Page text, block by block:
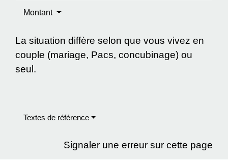
Montant
La situation diffère selon que vous vivez en
couple (mariage, Pacs, concubinage) ou
seul.
Textes de référence
Signaler une erreur sur cette page